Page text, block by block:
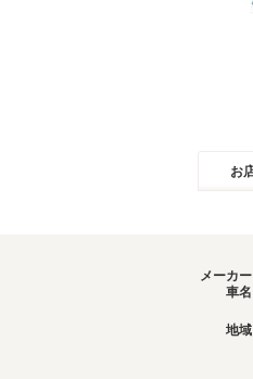
お
メーカー
車名
地域